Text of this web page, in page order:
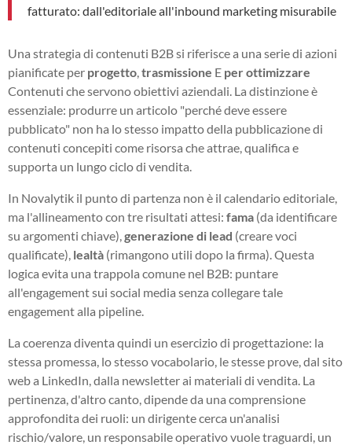
fatturato: dall'editoriale all'inbound marketing misurabile
Una strategia di contenuti B2B si riferisce a una serie di azioni
pianificate per progetto trasmissione E per ottimizzare
Contenuti che servono obiettivi aziendali. La distinzione è
essenziale: produrre un articolo "perché deve essere
pubblicato" non ha lo stesso impatto della pubblicazione di
contenuti concepiti come risorsa che attrae, qualifica e
supporta un lungo ciclo di vendita.
In Novalytik il punto di partenza non è il calendario editoriale,
ma l'allineamento con tre risultati attesi: fama (da identificare
su argomenti chiave), generazione di lead (creare voci
qualificate), lealtà (rimangono utili dopo la firma). Questa
logica evita una trappola comune nel B2B: puntare
all'engagement sui social media senza collegare tale
engagement alla pipeline.
La coerenza diventa quindi un esercizio di progettazione: la
stessa promessa, lo stesso vocabolario, le stesse prove, dal sito
web a LinkedIn, dalla newsletter ai materiali di vendita. La
pertinenza, d'altro canto, dipende da una comprensione
approfondita dei ruoli: un dirigente cerca un'analisi
rischio/valore, un responsabile operativo vuole traguardi, un